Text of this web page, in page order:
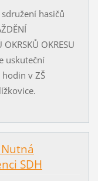
hasičů
OKRSKŮ OKRESU
uskuteční
v ZŠ
SDH